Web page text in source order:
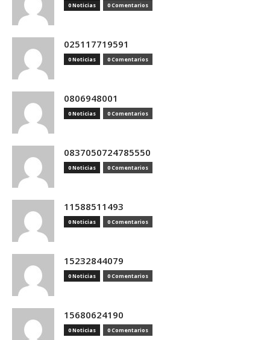
0 Noticias 0 Comentarios
025117719591
0 Noticias 0 Comentarios
0806948001
0 Noticias 0 Comentarios
0837050724785550
0 Noticias 0 Comentarios
11588511493
0 Noticias 0 Comentarios
15232844079
0 Noticias 0 Comentarios
15680624190
0 Noticias 0 Comentarios